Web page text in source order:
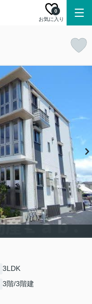
お気に入り
0
3LDK
3階/3階建